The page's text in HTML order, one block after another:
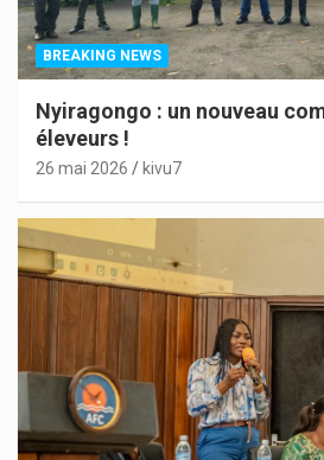
BREAKING NEWS
Nyiragongo : un nouveau
éleveurs !
26 mai 2026 kivu7